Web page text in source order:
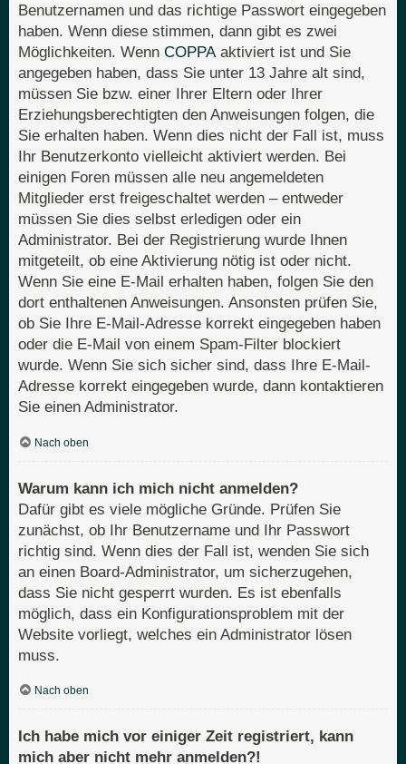
Benutzernamen und das richtige Passwort eingegeben
haben. Wenn diese stimmen, dann gibt es zwei
Möglichkeiten. Wenn COPPAaktiviert ist und Sie
angegeben haben, dass Sie unter 13 Jahre alt sind,
müssen Sie bzw. einer Ihrer Eltern oder Ihrer
Erziehungsberechtigten den Anweisungen folgen, die
Sie erhalten haben. Wenn dies nicht der Fall ist, muss
Ihr Benutzerkonto vielleicht aktiviert werden. Bei
einigen Foren müssen alle neu angemeldeten
Mitglieder erst freigeschaltet werden – entweder
müssen Sie dies selbst erledigen oder ein
Administrator. Bei der Registrierung wurde Ihnen
mitgeteilt, ob eine Aktivierung nötig ist oder nicht.
Wenn Sie eine E-Mail erhalten haben, folgen Sie den
dort enthaltenen Anweisungen. Ansonsten prüfen Sie,
ob Sie Ihre E-Mail-Adresse korrekt eingegeben haben
oder die E-Mail von einem Spam-Filter blockiert
wurde. Wenn Sie sich sicher sind, dass Ihre E-Mail-
Adresse korrekt eingegeben wurde, dann kontaktieren
Sie einen Administrator.
Nach oben
Warum kann ich mich nicht anmelden?
Dafür gibt es viele mögliche Gründe. Prüfen Sie
zunächst, ob Ihr Benutzername und Ihr Passwort
richtig sind. Wenn dies der Fall ist, wenden Sie sich
an einen Board-Administrator, um sicherzugehen,
dass Sie nicht gesperrt wurden. Es ist ebenfalls
möglich, dass ein Konfigurationsproblem mit der
Website vorliegt, welches ein Administrator lösen
muss.
Nach oben
Ich habe mich vor einiger Zeit registriert, kann
mich aber nicht mehr anmelden?!